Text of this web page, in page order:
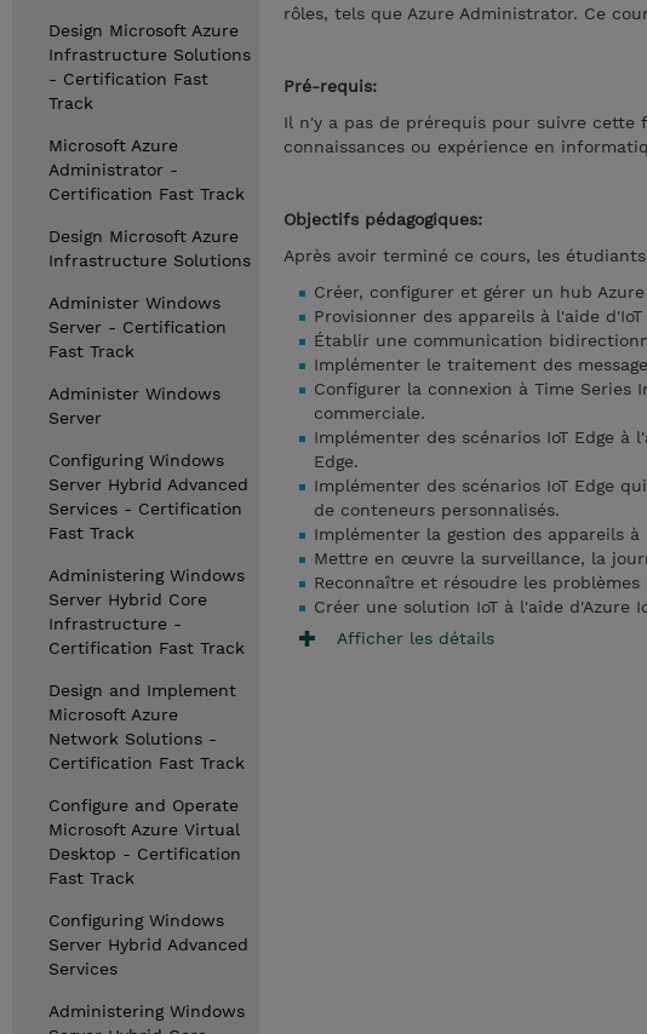
Design Microsoft Azure
Infrastructure Solutions
- Certification Fast
Track
Microsoft Azure
Administrator -
Certification Fast Track
Design Microsoft Azure
Infrastructure Solutions
Administer Windows
Server - Certification
Fast Track
Administer Windows
Server
Configuring Windows
Server Hybrid Advanced
Services - Certification
Fast Track
Administering Windows
Server Hybrid Core
Infrastructure -
Certification Fast Track
Design and Implement
Microsoft Azure
Network Solutions -
Certification Fast Track
Configure and Operate
Microsoft Azure Virtual
Desktop - Certification
Fast Track
Configuring Windows
Server Hybrid Advanced
Services
Administering Windows
rôles, tels que Azure Administrator. Ce
Pré-requis:
Il n'y a pas de prérequis pour suivre cette
connaissances ou expérience en
Objectifs pédagogiques:
Après avoir terminé ce cours, les
Créer, configurer et gérer un hub Azure
Provisionner des appareils à l'aide
Établir une communication
Implémenter le traitement des
Configurer la connexion à Time Series
commerciale.
Implémenter des scénarios IoT Edge à
Edge.
Implémenter des scénarios IoT Edge
de conteneurs personnalisés.
Implémenter la gestion des appareils
Mettre en œuvre la surveillance, la
Reconnaître et résoudre les
Créer une solution IoT à l'aide d'Azure
Afficher les détails